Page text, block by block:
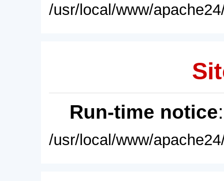
/usr/local/www/
Run-time notice
/usr/local/www/